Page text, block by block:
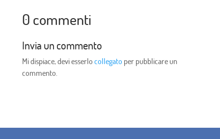
0 commenti
Invia un commento
Mi dispiace, devi esserlo collegato per pubblicare un
commento.